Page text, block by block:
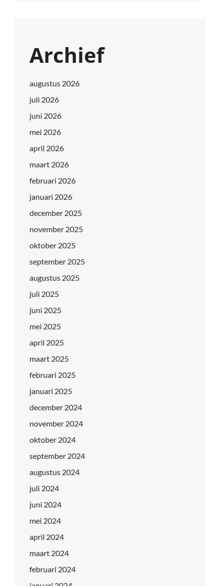
Archief
augustus 2026
juli 2026
juni 2026
mei 2026
april 2026
maart 2026
februari 2026
januari 2026
december 2025
november 2025
oktober 2025
september 2025
augustus 2025
juli 2025
juni 2025
mei 2025
april 2025
maart 2025
februari 2025
januari 2025
december 2024
november 2024
oktober 2024
september 2024
augustus 2024
juli 2024
juni 2024
mei 2024
april 2024
maart 2024
februari 2024